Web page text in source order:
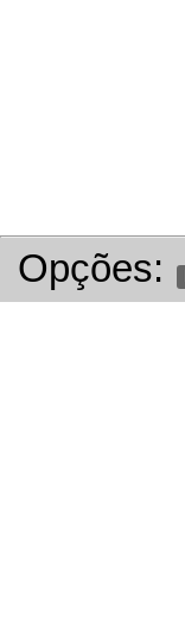
Opções: